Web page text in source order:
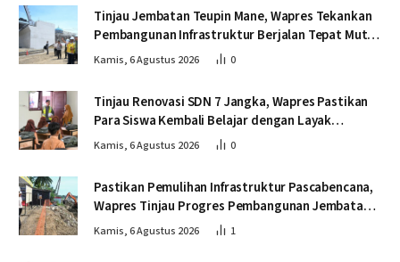
Tinjau Jembatan Teupin Mane, Wapres Tekankan
Pembangunan Infrastruktur Berjalan Tepat Mutu
dan Tepat Waktu
Kamis, 6 Agustus 2026 0
Tinjau Renovasi SDN 7 Jangka, Wapres Pastikan
Para Siswa Kembali Belajar dengan Layak
Pascabencana
Kamis, 6 Agustus 2026 0
Pastikan Pemulihan Infrastruktur Pascabencana,
Wapres Tinjau Progres Pembangunan Jembatan
Krueng Tingkeum Bireuen
Kamis, 6 Agustus 2026 1